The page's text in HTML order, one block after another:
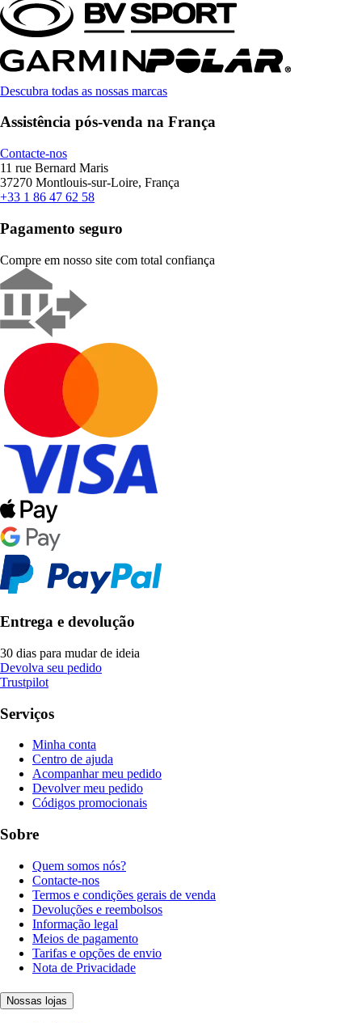
Descubra todas as nossas marcas
Assistência pós-venda na França
Contacte-nos
11 rue Bernard Maris
37270 Montlouis-sur-Loire, França
+33 1 86 47 62 58
Pagamento seguro
Compre em nosso site com total confiança
Entrega e devolução
30 dias para mudar de ideia
Devolva seu pedido
Trustpilot
Serviços
Minha conta
Centro de ajuda
Acompanhar meu pedido
Devolver meu pedido
Códigos promocionais
Sobre
Quem somos nós?
Contacte-nos
Termos e condições gerais de venda
Devoluções e reembolsos
Informação legal
Meios de pagamento
Tarifas e opções de envio
Nota de Privacidade
Nossas lojas